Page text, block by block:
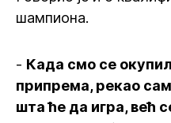
шампиона.
- Када смо се
припрема, рекао
шта ће да игра, већ